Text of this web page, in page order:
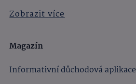
Zobrazit více
Magazín
Informativní důchodová aplikace